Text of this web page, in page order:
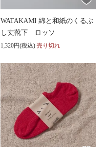
WATAKAMI 綿と和紙のくるぶ
し丈靴下 ロッソ
1,320円(税込) 売り切れ